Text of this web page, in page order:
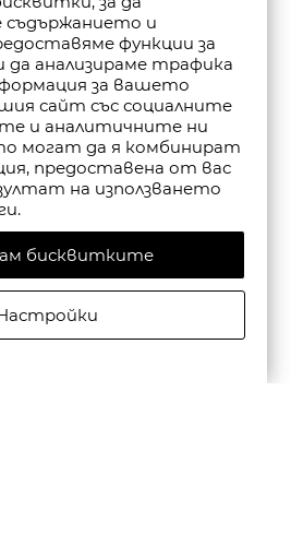
съдържанието и
функции за
да анализираме трафика
за вашето
сайт със социалните
и аналитичните ни
могат да я комбинират
предоставена от вас
на използването
бисквитките